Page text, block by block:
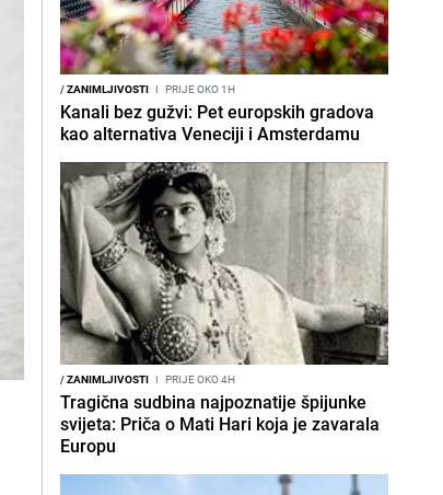
/ZANIMLJIVOSTI I PRIJE OKO 1H
Kanali bez gužvi: Pet europskih gradova
kao alternativa Veneciji i Amsterdamu
/ZANIMLJIVOSTI I PRIJE OKO 4H
Tragična sudbina najpoznatije špijunke
svijeta: Priča o Mati Hari koja je zavarala
Europu